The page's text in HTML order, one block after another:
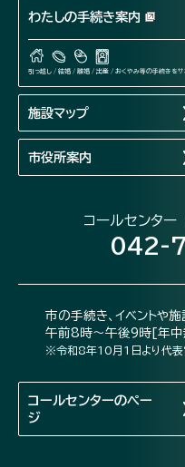
わたしの手続き案内
引っ越し / 結婚 / 離婚 / 出産 / おくやみ等の手続きをサポ
施設マップ
市役所案内
コールセンター
042-
市の手続き、イベントや
午前8時～午後9時[年中
※令和8年10月1日より代表
コールセンターのペー
ジ